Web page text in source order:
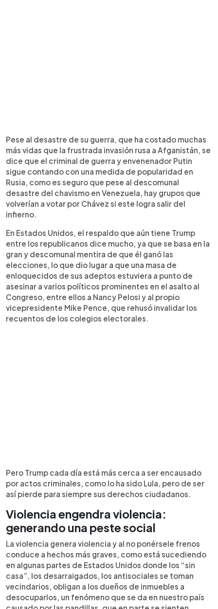
Pese al desastre de su guerra, que ha costado muchas
más vidas que la frustrada invasión rusa a Afganistán, se
dice que el criminal de guerra y envenenador Putin
sigue contando con una medida de popularidad en
Rusia, como es seguro que pese al descomunal
desastre del chavismo en Venezuela, hay grupos que
volverían a votar por Chávez si este logra salir del
infierno.
En Estados Unidos, el respaldo que aún tiene Trump
entre los republicanos dice mucho, ya que se basa en la
gran y descomunal mentira de que él ganó las
elecciones, lo que dio lugar a que una masa de
enloquecidos de sus adeptos estuviera a punto de
asesinar a varios políticos prominentes en el asalto al
Congreso, entre ellos a Nancy Pelosi y al propio
vicepresidente Mike Pence, que rehusó invalidar los
recuentos de los colegios electorales.
Pero Trump cada día está más cerca a ser encausado
por actos criminales, como lo ha sido Lula, pero de ser
así pierde para siempre sus derechos ciudadanos.
Violencia engendra violencia:
generando una peste social
La violencia genera violencia y al no ponérsele frenos
conduce a hechos más graves, como está sucediendo
en algunas partes de Estados Unidos donde los “sin
casa”, los desarraigados, los antisociales se toman
vecindarios, obligan a los dueños de inmuebles a
desocuparlos, un fenómeno que se da en nuestro país